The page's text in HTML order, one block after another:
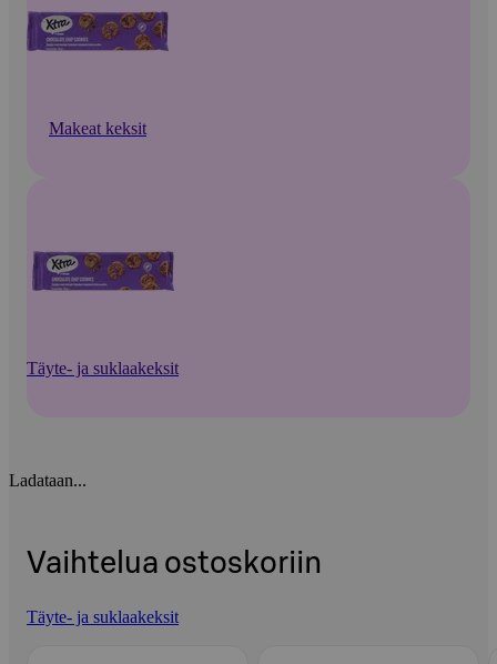
Makeat keksit
Täyte- ja suklaakeksit
Ladataan...
Vaihtelua ostoskoriin
Täyte- ja suklaakeksit